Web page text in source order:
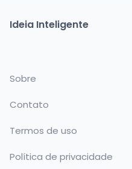
Ideia Inteligente
Sobre
Contato
Termos de uso
Política de privacidade